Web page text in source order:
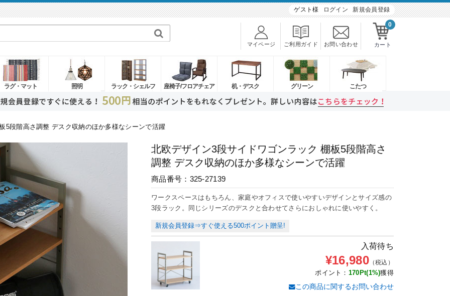
ゲスト様 ログイン 新規会員登録
0
カート
お問い合わせ
ご利用ガイド
マイページ
ラグ・マット 照明 ラック・シェルフ 座椅子/フロアチェア 机・デスク グリーン こたつ
5段階高さ調整 デスク収納のほか多様なシーンで活躍
北欧デザイン3段サイドワゴンラック 棚板5段階高さ
調整 デスク収納のほか多様なシーンで活躍
商品番号：325-27139
ワークスペースはもちろん、家庭やオフィスで使いやすいデザインとサイズ感の
3段ラック。同じシリーズのデスクと合わせてさらにおしゃれに使いやすく。
新規会員登録⇒すぐ使える500ポイント贈呈!
入荷待ち
¥16,980（税込）
ポイント： 170Pt(1%)獲得
この商品に関するお問い合わせ